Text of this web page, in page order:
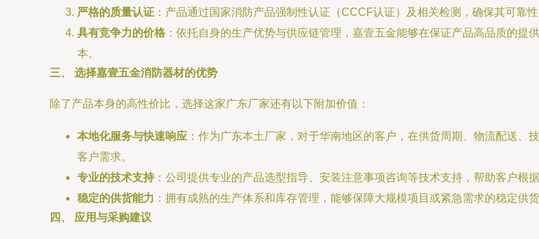
严格的质量认证 ：产品通过国家消防产品强制性认证（CCCF认证）及相关检测，确保其可靠
具有竞争力的价格 ：依托自身的生产优势与供应链管理，嘉壹五金能够在保证产品高品质的提
本。
三、 选择嘉壹五金消防器材的优势
除了产品本身的高性价比，选择这家广东厂家还有以下附加价值：
本地化服务与快速响应 ：作为广东本土厂家，对于华南地区的客户，在供货周期、物流配送
客户需求。
专业的技术支持：公司提供专业的产品选型指导、安装注意事项咨询等技术支持，帮助客户根
稳定的供货能力 ：拥有成熟的生产体系和库存管理，能够保障大规模项目或紧急需求的稳定供货
四、 应用与采购建议